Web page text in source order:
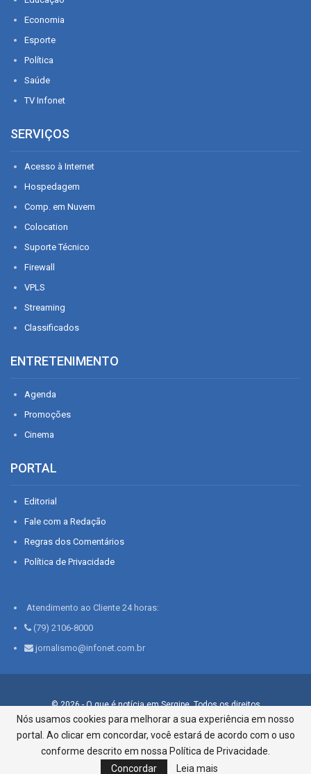
Economia
Esporte
Política
Saúde
TV Infonet
SERVIÇOS
Acesso à Internet
Hospedagem
Comp. em Nuvem
Colocation
Suporte Técnico
Firewall
VPLS
Streaming
Classificados
ENTRETENIMENTO
Agenda
Promoções
Cinema
PORTAL
Editorial
Fale com a Redação
Regras dos Comentários
Política de Privacidade
Atendimento ao Cliente 24 horas:
(79) 2106-8000
jornalismo@infonet.com.br
© 2026 - O que é notícia em Sergipe. Todos os direitos
reservados.
Infonet - Rua Monsenhor Silveira 276, Bairro São José |
Aracaju-SE, CEP 49015-030, Fone: 79.2106.8000 - CI Centro de
Informações LTDA
Nós usamos cookies para melhorar a sua experiência em nosso
portal. Ao clicar em concordar, você estará de acordo com o uso
conforme descrito em nossa Política de Privacidade.
Concordar
Leia mais